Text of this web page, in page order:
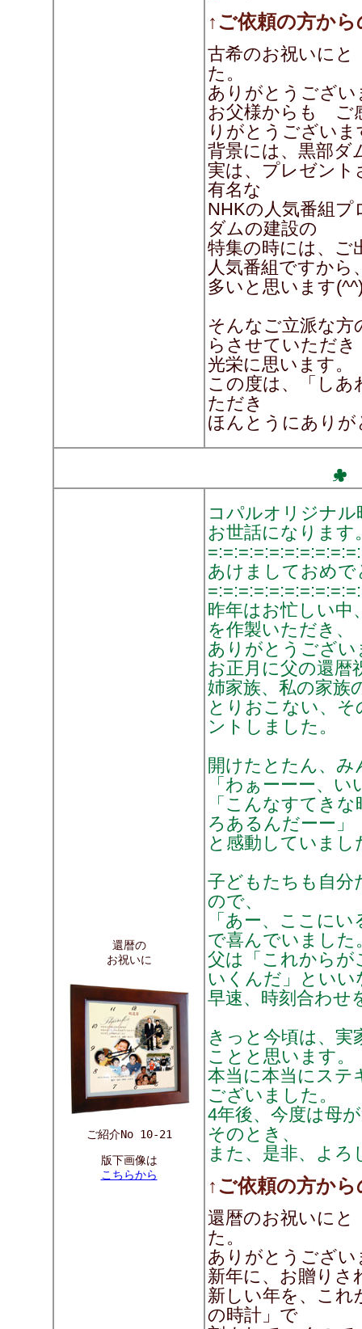
↑ご依頼の方か
古希のお祝いに
た。
ありがとうござい
お父様からも ご
りがとうございま
背景には、黒部ダ
実は、プレゼント
有名な
NHKの人気番組
ダムの建設の
特集の時には、ご
人気番組ですか
多いと思います
そんなご立派な方
らさせていただき
光栄に思います。
この度は、「しあ
ただき
ほんとうにあり
還暦の
お祝いに
ご紹介No 10-21
版下画像は
こちらから
コパルオリジナ
お世話になります
あけましておめ
昨年はお忙しい中
を作製いただき、
ありがとうござい
お正月に父の還暦
姉家族、私の家族
とりおこない、
ントしました。
開けたとたん、み
「わぁーーー、
「こんなすてき
ろあるんだーー」
と感動していまし
子どもたちも自分
ので、
「あー、ここに
で喜んでいました
父は「これからが
いくんだ」といい
早速、時刻合わせ
きっと今頃は、実
ことと思います。
本当に本当にステ
ございました。
4年後、今度は母
そのとき、
また、是非、よ
↑ご依頼の方か
還暦のお祝いに
た。
ありがとうござい
新年に、お贈りさ
新しい年を、こ
の時計」で